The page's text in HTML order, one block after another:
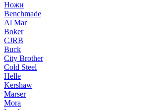
Ножи
Benchmade
Al Mar
Boker
CJRB
Buck
City Brother
Cold Steel
Helle
Kershaw
Marser
Mora